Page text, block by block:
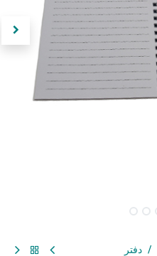
دفتر